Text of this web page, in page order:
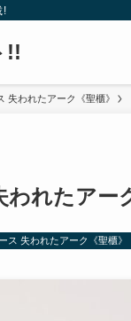
!
!!
失われたアーク《聖櫃》
われたアー
ス 失われたアーク《聖櫃》